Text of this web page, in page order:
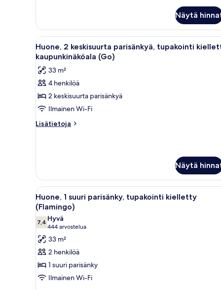
keskisuurta
parisänkyä,
tupakointi
kielletty
(Fab)
Näytä
Avaa
kaikki
huonetyypin
Huone,
2
keskisuurta
parisänkyä,
tupakointi
Hotellihuone, jossa on suuri
4
Huone, 2 keskisuurta parisänkyä, tupakointi
kaupunkinäköala (Go)
33 m²
4 henkilöä
2 keskisuurta parisänkyä
Ilmainen Wi-Fi
Lisätietoja
Lisätietoja
tupakointi
kielletty,
kaupunkinäköala
(Go)
Näytä
Avaa
kaikki
huonetyypin
Huone,
1
suuri
parisänky,
tupakointi
kielletty
Hotellihuone, jossa on suuri
5
Huone, 1 suuri parisänky, tupakointi kielletty
(Flamingo)
7,47,4 kautta 10
Hyvä
444 arvostelua
(444
arvostelua)
33 m²
2 henkilöä
1 suuri parisänky
Ilmainen Wi-Fi